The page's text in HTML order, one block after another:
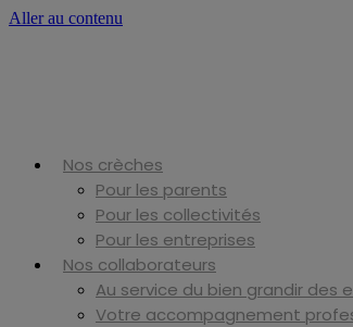
Aller au contenu
Nos crèches
Pour les parents
Pour les collectivités
Pour les entreprises
Nos collaborateurs
Au service du bien grandir des
Votre accompagnement